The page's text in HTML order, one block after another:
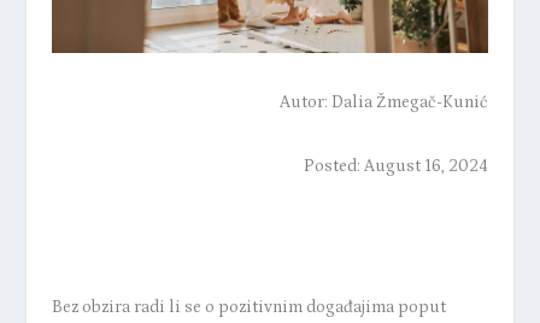
Autor: Dalia Žmegač-Kunić
Posted: August 16, 2024
Bez obzira radi li se o pozitivnim događajima poput